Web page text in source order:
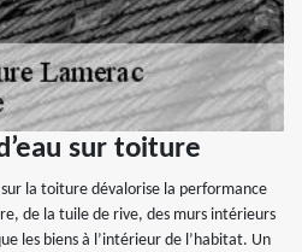
sur toiture
la toiture dévalorise la performance
de la tuile de rive, des murs intérieurs
les biens à l’intérieur de l’habitat. Un